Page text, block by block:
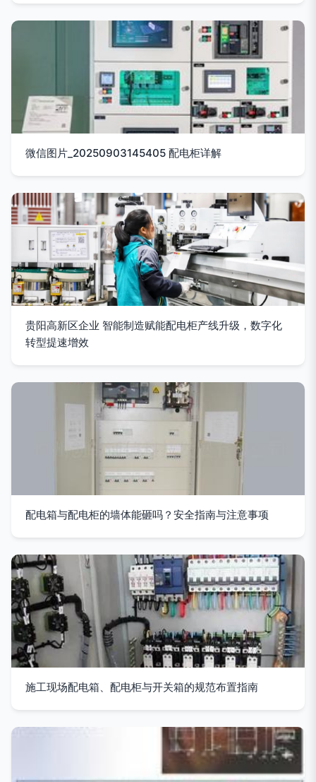
微信图片_20250903145405 配电柜详解
贵阳高新区企业 智能制造赋能配电柜产线升级，数字化
转型提速增效
配电箱与配电柜的墙体能砸吗？安全指南与注意事项
施工现场配电箱、配电柜与开关箱的规范布置指南